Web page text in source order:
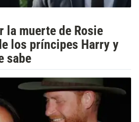
la muerte de Rosie
los príncipes Harry y
sabe